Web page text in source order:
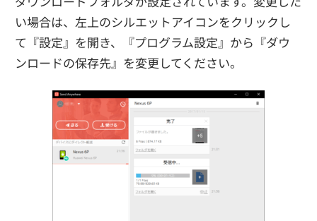
い場合は、左上のシルエットアイコンをクリックし
て『設定』を開き、『プログラム設定』から『ダウ
ンロードの保存先』を変更してください。